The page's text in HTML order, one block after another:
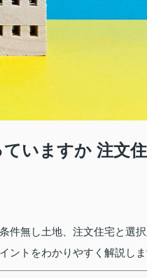
いますか 注文
件無し土地、注文住宅と選
ントをわかりやすく解説しま